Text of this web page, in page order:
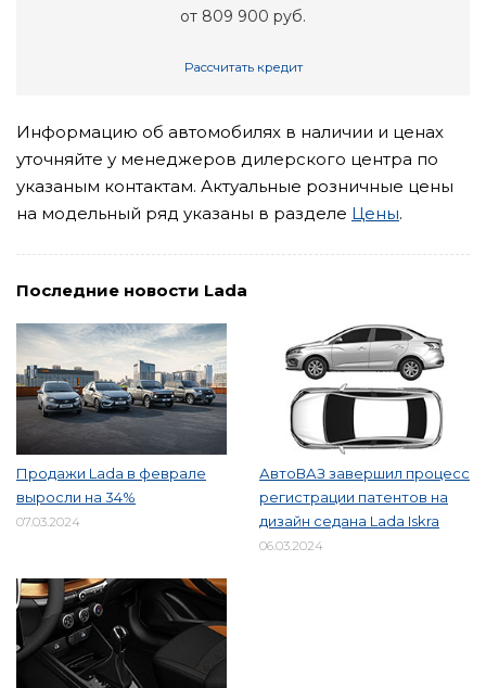
от 809 900 руб.
Рассчитать кредит
Информацию об автомобилях в наличии и ценах
уточняйте у менеджеров дилерского центра по
указаным контактам. Актуальные розничные цены
на модельный ряд указаны в разделе Цены.
Последние новости Lada
Продажи Lada в феврале
выросли на 34%
07.03.2024
АвтоВАЗ завершил процесс
регистрации патентов на
дизайн седана Lada Iskra
06.03.2024